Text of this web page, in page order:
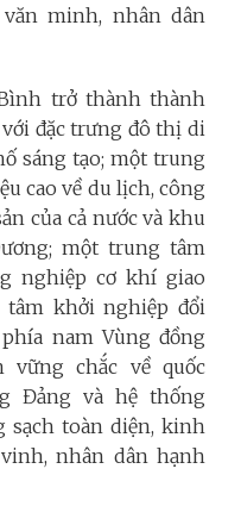
minh, nhân dân
trở thành thành
đặc trưng đô thị di
sáng tạo; một trung
cao về du lịch, công
của cả nước và khu
một trung tâm
nghiệp cơ khí giao
khởi nghiệp đổi
nam Vùng đồng
vững chắc về quốc
Đảng và hệ thống
toàn diện, kinh
nhân dân hạnh